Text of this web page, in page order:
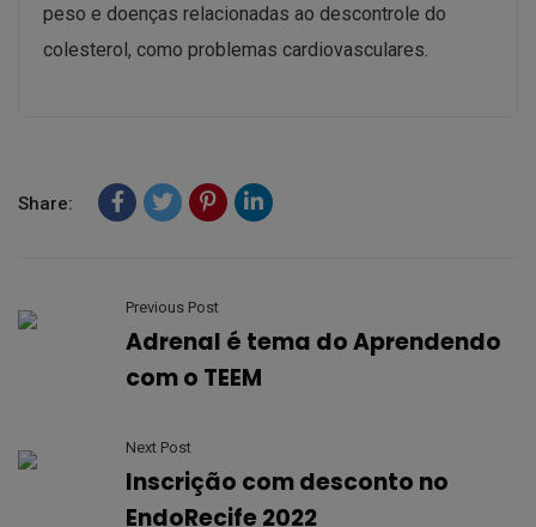
peso e doenças relacionadas ao descontrole do
colesterol, como problemas cardiovasculares.
Share:
Previous Post
Adrenal é tema do Aprendendo
com o TEEM
Next Post
Inscrição com desconto no
EndoRecife 2022